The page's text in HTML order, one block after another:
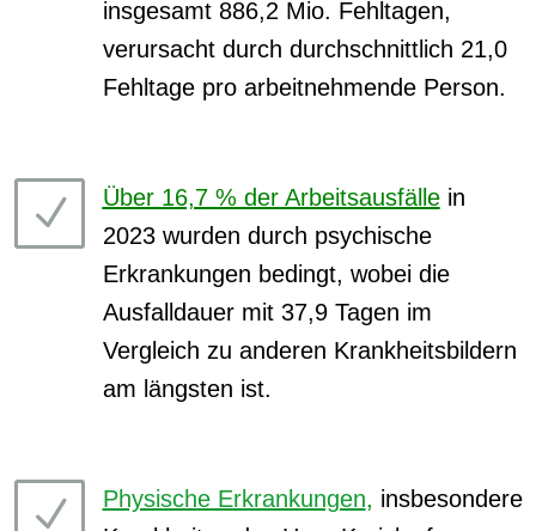
insgesamt 886,2 Mio. Fehltagen,
verursacht durch durchschnittlich 21,0
Fehltage pro arbeitnehmende Person.
N Über 16,7 % der Arbeitsausfällein
2023 wurden durch psychische
Erkrankungen bedingt, wobei die
Ausfalldauer mit 37,9 Tagen im
Vergleich zu anderen Krankheitsbildern
am längsten ist.
N Physische Erkrankungen, insbesondere